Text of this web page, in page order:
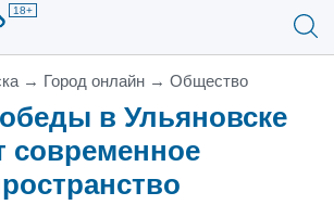
18+
→ Город онлайн → Общество
в Ульяновске
современное